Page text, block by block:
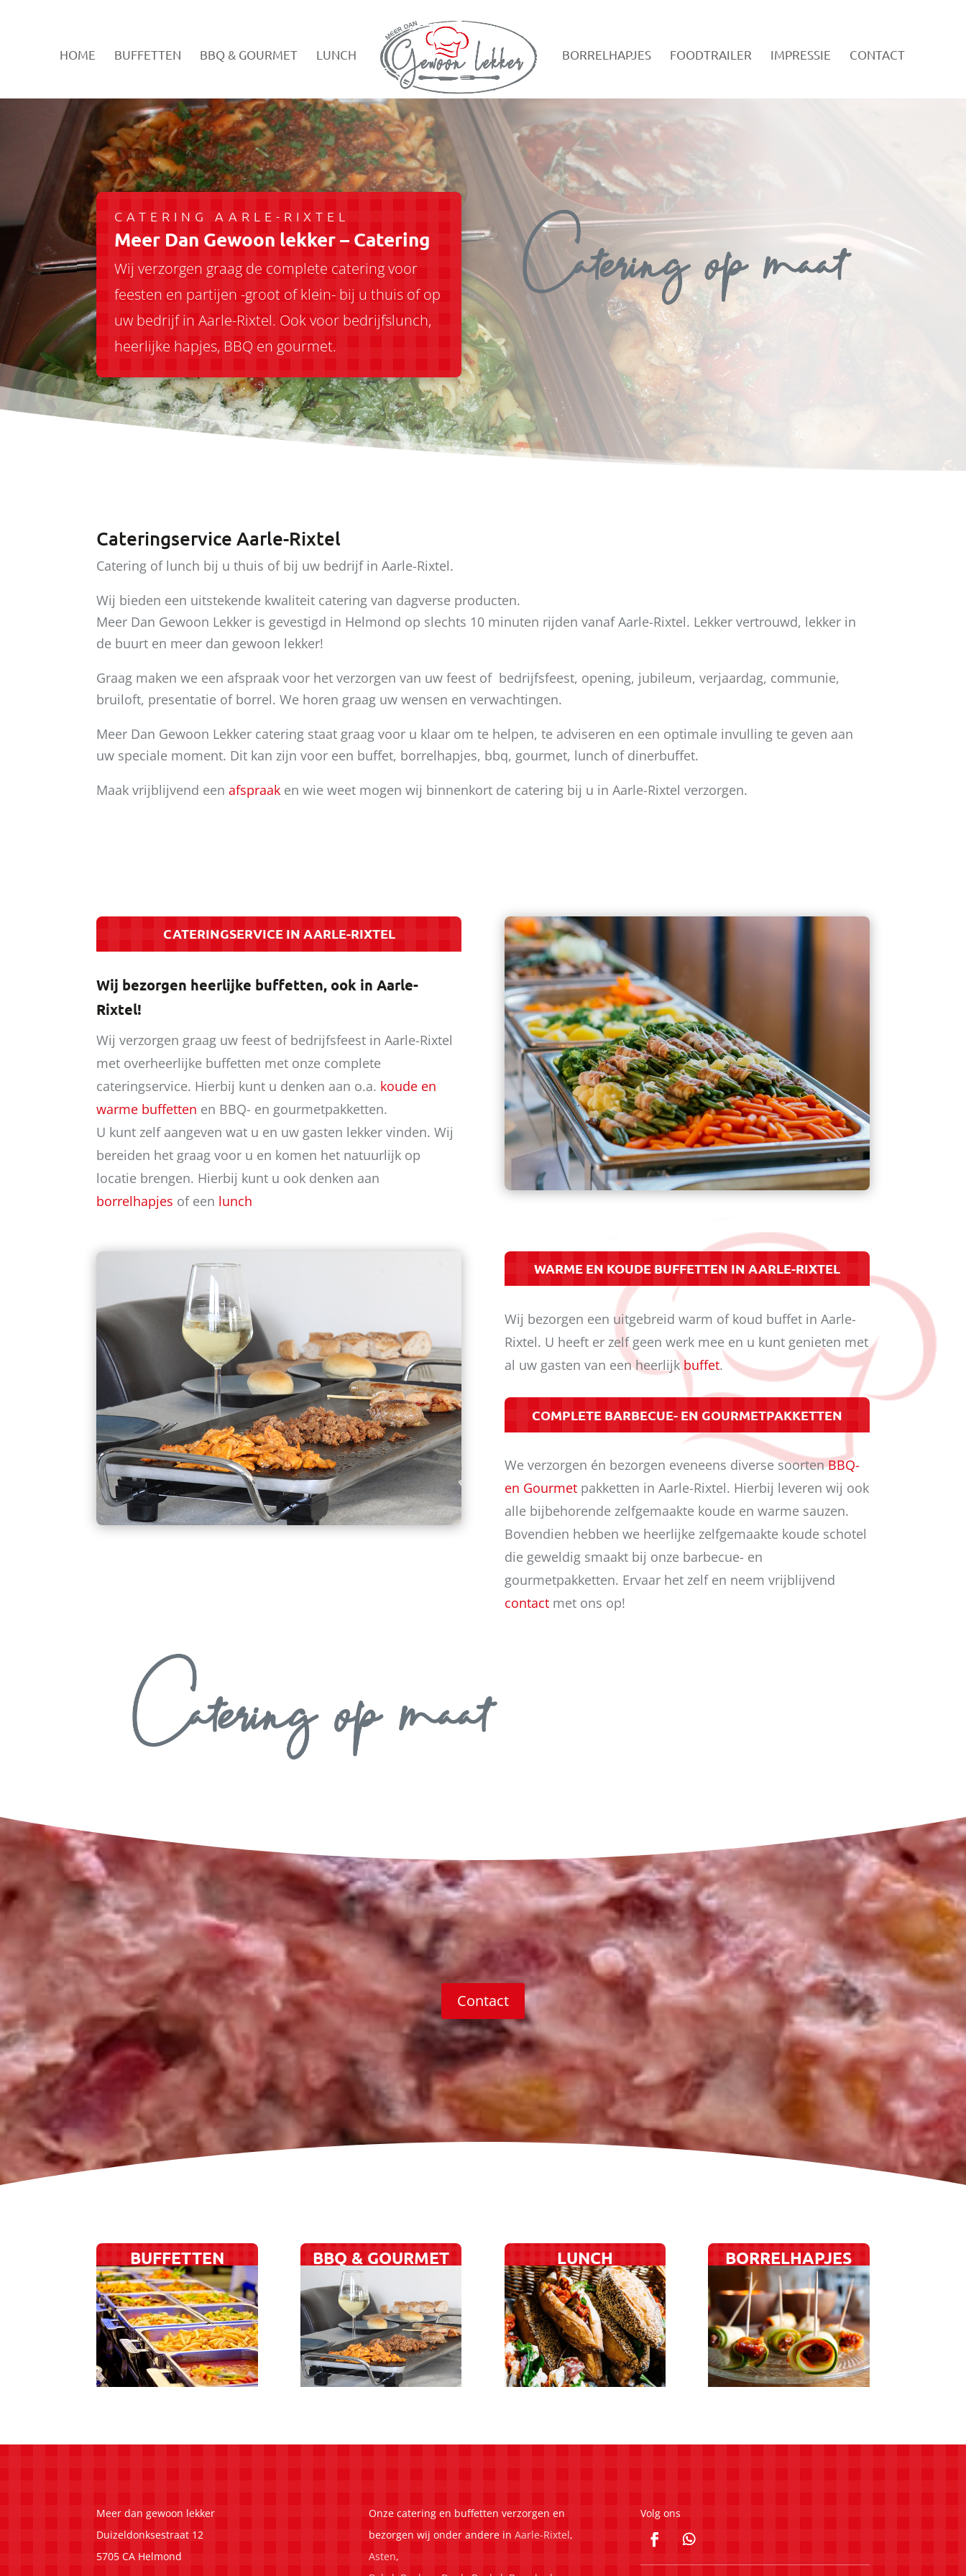
HOME BUFFETTEN BBQ & GOURMET LUNCH BORRELHAPJES FOODTRAILER IMPRESSIE CONTACT
CATERING AARLE-RIXTEL
Meer Dan Gewoon lekker – Catering
Wij verzorgen graag de complete catering voor
feesten en partijen -groot of klein- bij u thuis of op
uw bedrijf in Aarle-Rixtel. Ook voor bedrijfslunch,
heerlijke hapjes, BBQ en gourmet.
Cateringservice Aarle-Rixtel
Catering of lunch bij u thuis of bij uw bedrijf in Aarle-Rixtel.
Wij bieden een uitstekende kwaliteit catering van dagverse producten.
Meer Dan Gewoon Lekker is gevestigd in Helmond op slechts 10 minuten rijden vanaf Aarle-Rixtel. Lekker vertrouwd, lekker in
de buurt en meer dan gewoon lekker!
Graag maken we een afspraak voor het verzorgen van uw feest of bedrijfsfeest, opening, jubileum, verjaardag, communie,
bruiloft, presentatie of borrel. We horen graag uw wensen en verwachtingen.
Meer Dan Gewoon Lekker catering staat graag voor u klaar om te helpen, te adviseren en een optimale invulling te geven aan
uw speciale moment. Dit kan zijn voor een buffet, borrelhapjes, bbq, gourmet, lunch of dinerbuffet.
Maak vrijblijvend eenafspraak en wie weet mogen wij binnenkort de catering bij u in Aarle-Rixtel verzorgen.
CATERINGSERVICE IN AARLE-RIXTEL
Wij bezorgen heerlijke buffetten, ook in Aarle-
Rixtel!
Wij verzorgen graag uw feest of bedrijfsfeest in Aarle-Rixtel
met overheerlijke buffetten met onze complete
cateringservice. Hierbij kunt u denken aan o.a. koude en
warme buffetten en BBQ- en gourmetpakketten.
U kunt zelf aangeven wat u en uw gasten lekker vinden. Wij
bereiden het graag voor u en komen het natuurlijk op
locatie brengen. Hierbij kunt u ook denken aan
borrelhapjes of een lunch
WARME EN KOUDE BUFFETTEN IN AARLE-RIXTEL
Wij bezorgen een uitgebreid warm of koud buffet in Aarle-
Rixtel. U heeft er zelf geen werk mee en u kunt genieten met
al uw gasten van een heerlijkbuffet.
COMPLETE BARBECUE- EN GOURMETPAKKETTEN
We verzorgen én bezorgen eveneens diverse soortenBBQ-
en Gourmetpakketten in Aarle-Rixtel. Hierbij leveren wij ook
alle bijbehorende zelfgemaakte koude en warme sauzen.
Bovendien hebben we heerlijke zelfgemaakte koude schotel
die geweldig smaakt bij onze barbecue- en
gourmetpakketten. Ervaar het zelf en neem vrijblijvend
contactmet ons op!
Contact
BUFFETTEN BBQ & GOURMET LUNCH BORRELHAPJES
Meer dan gewoon lekker
Duizeldonksestraat 12
5705 CA Helmond
Onze catering en buffetten verzorgen en
bezorgen wij onder andere in Aarle-Rixtel,
Asten,
Volg ons